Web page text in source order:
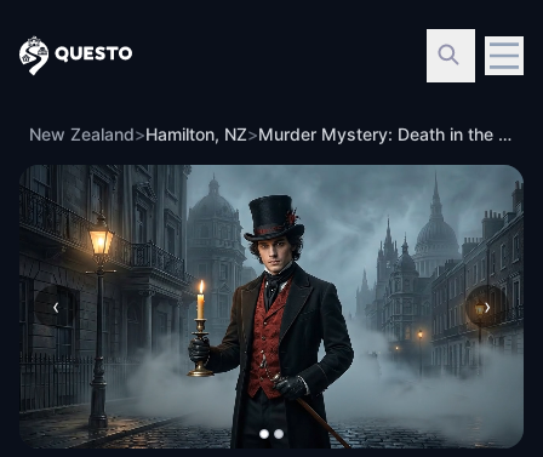
Questo
New Zealand>Hamilton, NZ> Murder Mystery: Death in the Shadows in Hamilton, NZ
‹ ›